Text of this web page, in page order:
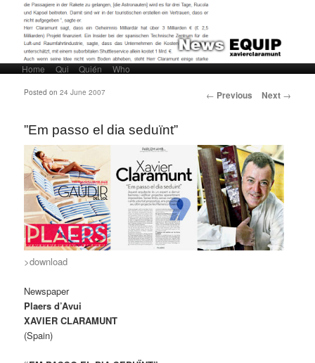
Main menuSkip to primary content
Skip to secondary content
Home Qui Quién Who
Post navigation
← Previous Next →
”Em passo el dia seduïnt”
Posted on24 June 2007
>download
Newspaper
Plaers d’Avui
XAVIER CLARAMUNT
(Spain)